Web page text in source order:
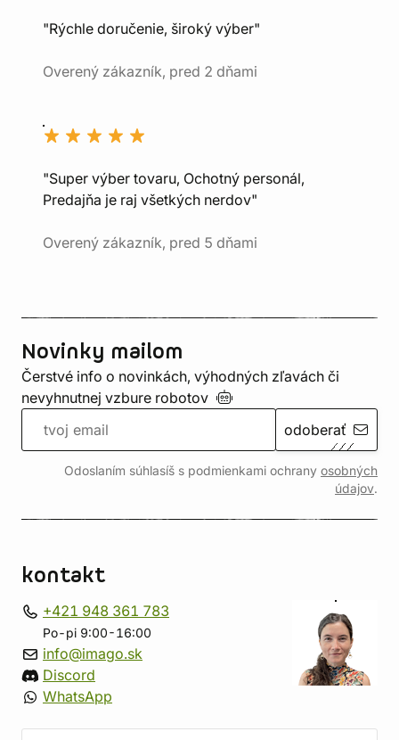
"Rýchle doručenie, široký výber"
Overený zákazník, pred 2 dňami
"Super výber tovaru, Ochotný personál,
Predajňa je raj všetkých nerdov"
Overený zákazník, pred 5 dňami
Novinky mailom
Čerstvé info o novinkách, výhodných zľavách či
nevyhnutnej vzbure robotov
odoberať
Odoslaním súhlasíš s podmienkami ochrany osobných
údajov.
kontakt
+421 948 361 783
Po-pi 9:00-16:00
info@imago.sk
Discord
WhatsApp